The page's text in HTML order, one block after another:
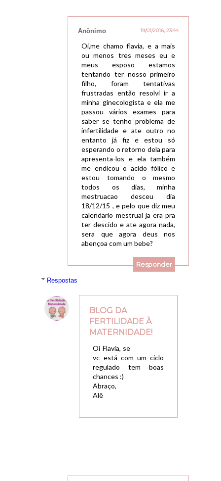
Anônimo 19/01/2016, 23:44
Oi,me chamo flavia, e a mais
ou menos tres meses eu e
meus esposo estamos
tentando ter nosso primeiro
filho, foram tentativas
frustradas então resolvi ir a
minha ginecologista e ela me
passou vários exames para
saber se tenho problema de
infertilidade e ate outro no
entanto já fiz e estou só
esperando o retorno dela para
apresenta-los e ela também
me endicou o acido fólico e
estou tomando o mesmo
todos os dias, minha
mestruacao desceu dia
18/12/15 , e pelo que diz meu
calendario mestrual ja era pra
ter descido e ate agora nada,
sera que agora deus nos
abençoa com um bebe?
Responder
Respostas
BLOG DA
FERTILIDADE À
MATERNIDADE!
Oi Flavia, se
vc está com um ciclo
regulado tem boas
chances :)
Abraço,
Alê